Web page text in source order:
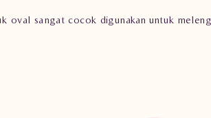
oval sangat cocok digunakan untuk